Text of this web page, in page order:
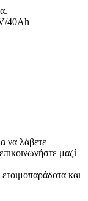
40Ah
να λάβετε
μαζί
και